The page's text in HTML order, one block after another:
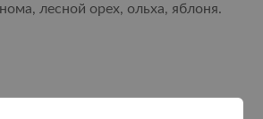
лесной орех, ольха, яблоня.